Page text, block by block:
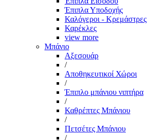
Έπιπλα Υποδοχής
Καλόγεροι - Κρεμάστρες
Καρέκλες
view more
Μπάνιο
Αξεσουάρ
/
Αποθηκευτικοί Χώροι
/
Έπιπλο μπάνιου νιπτήρα
/
Καθρέπτες Μπάνιου
/
Πετσέτες Μπάνιου
/